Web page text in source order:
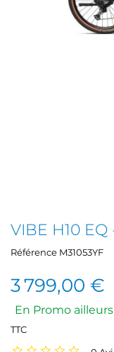
VIBE H10 EQ
Référence M31053YF
3 799,00 €
En Promo ailleurs
TTC